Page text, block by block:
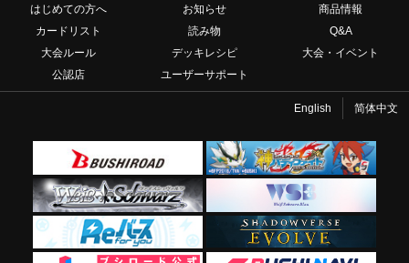
はじめての方へ お知らせ
商品情報
カードリスト
読み物
Q&A
大会ルール
デッキレシピ
大会・イベント
公認店
ユーザーサポート
English 简体中文